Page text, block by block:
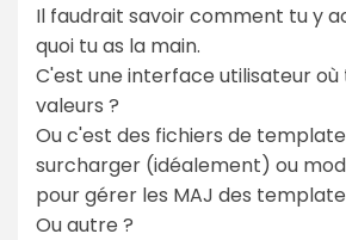
Il faudrait savoir comment tu y
quoi tu as la main.
C'est une interface utilisateur
valeurs ?
Ou c'est des fichiers de
surcharger (idéalement) ou
pour gérer les MAJ des
Ou autre ?